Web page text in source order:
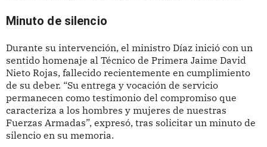
Minuto de silencio
Durante su intervención, el ministro Díaz inició con un
sentido homenaje al Técnico de Primera Jaime David
Nieto Rojas, fallecido recientemente en cumplimiento
de su deber. “Su entrega y vocación de servicio
permanecen como testimonio del compromiso que
caracteriza a los hombres y mujeres de nuestras
Fuerzas Armadas”, expresó, tras solicitar un minuto de
silencio en su memoria.